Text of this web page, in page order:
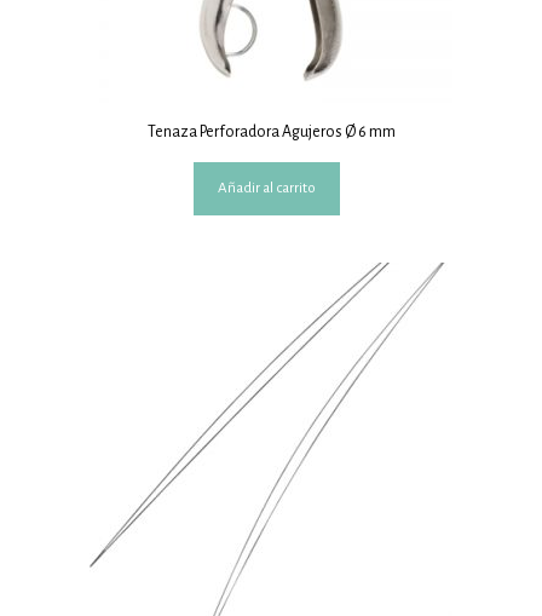
Tenaza Perforadora Agujeros Ø 6 mm
Añadir al carrito